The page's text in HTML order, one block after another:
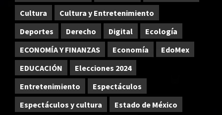
Cultura
Cultura y Entretenimiento
Deportes
Derecho Digital
Ecología
ECONOMÍA Y FINANZAS
Economía
EdoMex
EDUCACIÓN
Elecciones 2024
Entretenimiento
Espectáculos
Espectáculos y cultura
Estado de México